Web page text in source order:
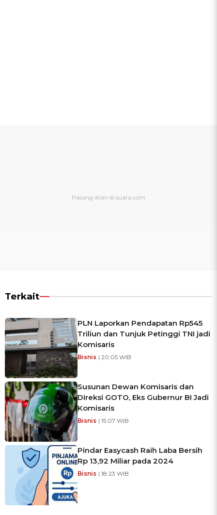
Terkait
PLN Laporkan Pendapatan Rp545
Triliun dan Tunjuk Petinggi TNI jadi
Komisaris
Bisnis | 20:05 WIB
Susunan Dewan Komisaris dan
Direksi GOTO, Eks Gubernur BI Jadi
Komisaris
Bisnis | 15:07 WIB
Pindar Easycash Raih Laba Bersih
Rp 13,92 Miliar pada 2024
Bisnis | 18:23 WIB